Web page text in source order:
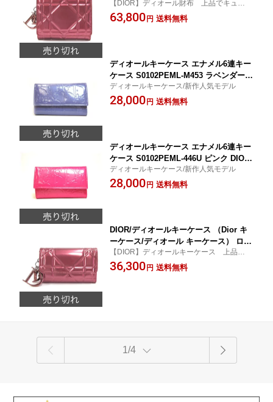
ナージュ パテントレザー三つ折り財布
S0085PVDM 300U 【Christioan Dior/
【DIOR】ディオール財布 上品でキュート
な財布♪★新作人気モデル★ 【Dior サイ
フ/ディオール サイフ】
63,800 円 送料無料
ディオールキーケース エナメル6連キー
ケース S0102PEML-M453 ラベンダー D
IOR （新作人気モデル ディオールキー
ケース）
ディオールキーケース/新作人気モデル
28,000 円 送料無料
ディオールキーケース エナメル6連キー
ケース S0102PEML-446U ピンク DIOR
（新作人気モデル ディオールキーケー
ス）
ディオールキーケース/新作人気モデル
28,000 円 送料無料
DIOR/ディオールキーケース （Dior キ
ーケース/ディオール キーケース） ロゴ
チャーム付き カナージュ パテントレザ
ー6連キーケース S0102PVDM 300U
【DIOR】ディオールキーケース 上品でキ
ュートなキーケース♪★新作人気モデル★
36,300 円 送料無料
1/4